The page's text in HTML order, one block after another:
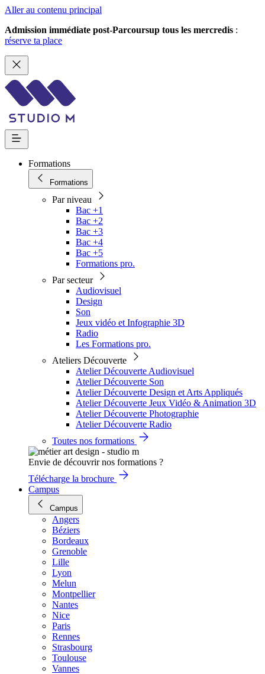
Aller au contenu principal
Admission immédiate post-Parcoursup tous les mercredis :
réserve ta place
Formations
Formations
Par niveau
Bac +1
Bac +2
Bac +3
Bac +4
Bac +5
Formations pro.
Par secteur
Audiovisuel
Design
Son
Jeux vidéo et Infographie 3D
Radio
Les Formations pro.
Ateliers Découverte
Atelier Découverte Audiovisuel
Atelier Découverte Son
Atelier Découverte Design et Arts Appliqués
Atelier Découverte Jeux Vidéo & Animation 3D
Atelier Découverte Photographie
Atelier Découverte Radio
Toutes nos formations
Envie de découvrir nos formations ?
Télécharge la brochure
Campus
Campus
Angers
Béziers
Bordeaux
Grenoble
Lille
Lyon
Melun
Montpellier
Nantes
Nice
Paris
Rennes
Strasbourg
Toulouse
Vannes